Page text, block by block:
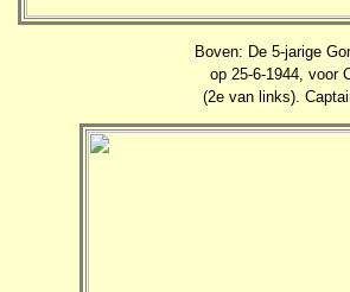
Boven: De 5-jarige
op 25-6-1944, voor
(2e van links).